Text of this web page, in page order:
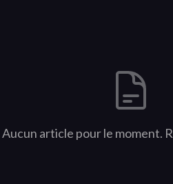
Aucun article pour le moment.